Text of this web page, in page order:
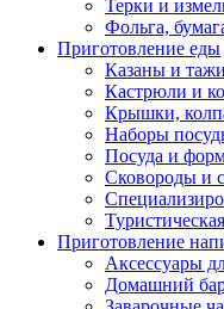
Терки и
Фольга,
Приготовление еды
Казаны и
Кастрюли и
Крышки,
Наборы
Посуда и
Сковороды и
Приготовление
Аксессуары
Домашний